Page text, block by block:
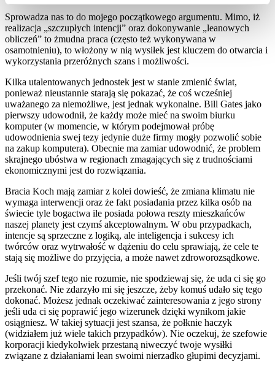
Sprowadza nas to do mojego początkowego argumentu. Mimo, iż
realizacja „szczupłych intencji” oraz dokonywanie „leanowych
obliczeń” to żmudna praca (często też wykonywana w
osamotnieniu), to włożony w nią wysiłek jest kluczem do otwarcia i
wykorzystania przeróżnych szans i możliwości.
Kilka utalentowanych jednostek jest w stanie zmienić świat,
ponieważ nieustannie starają się pokazać, że coś wcześniej
uważanego za niemożliwe, jest jednak wykonalne. Bill Gates jako
pierwszy udowodnił, że każdy może mieć na swoim biurku
komputer (w momencie, w którym podejmował próbę
udowodnienia swej tezy jedynie duże firmy mogły pozwolić sobie
na zakup komputera). Obecnie ma zamiar udowodnić, że problem
skrajnego ubóstwa w regionach zmagających się z trudnościami
ekonomicznymi jest do rozwiązania.
Bracia Koch mają zamiar z kolei dowieść, że zmiana klimatu nie
wymaga interwencji oraz że fakt posiadania przez kilka osób na
świecie tyle bogactwa ile posiada połowa reszty mieszkańców
naszej planety jest czymś akceptowalnym. W obu przypadkach,
intencje są sprzeczne z logiką, ale inteligencja i sukcesy ich
twórców oraz wytrwałość w dążeniu do celu sprawiają, że cele te
stają się możliwe do przyjęcia, a może nawet zdroworozsądkowe.
Jeśli twój szef tego nie rozumie, nie spodziewaj się, że uda ci się go
przekonać. Nie zdarzyło mi się jeszcze, żeby komuś udało się tego
dokonać. Możesz jednak oczekiwać zainteresowania z jego strony
jeśli uda ci się poprawić jego wizerunek dzięki wynikom jakie
osiągniesz. W takiej sytuacji jest szansa, że połknie haczyk
(widziałem już wiele takich przypadków). Nie oczekuj, że szefowie
korporacji kiedykolwiek przestaną niweczyć twoje wysiłki
związane z działaniami lean swoimi nierzadko głupimi decyzjami.